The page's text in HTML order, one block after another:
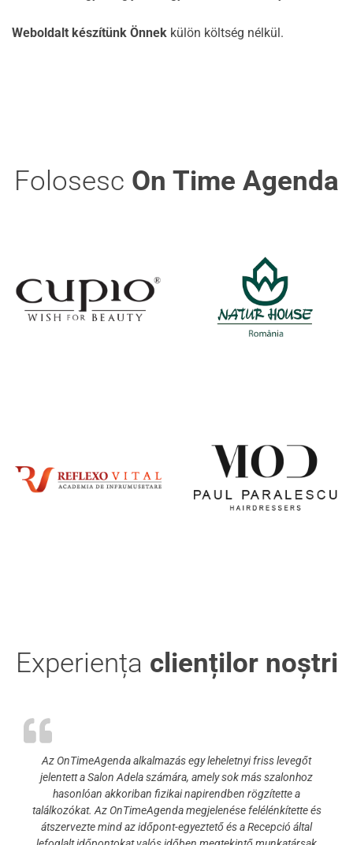
Weboldalt készítünk Önnek külön költség nélkül.
Folosesc On Time Agenda
Experiența clienților noștri
Az OnTimeAgenda alkalmazás egy leheletnyi friss levegőt
jelentett a Salon Adela számára, amely sok más szalonhoz
hasonlóan akkoriban fizikai napirendben rögzítette a
találkozókat. Az OnTimeAgenda megjelenése felélénkítette és
átszervezte mind az időpont-egyeztető és a Recepció által